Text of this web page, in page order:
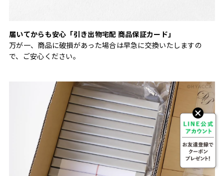
届いてからも安心「引き出物宅配 商品保証カード」
万が一、商品に破損があった場合は早急に交換いたしますの
で、ご安心ください。